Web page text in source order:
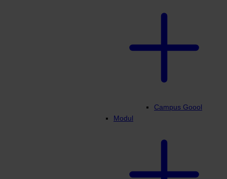
Campus Goool
Modul